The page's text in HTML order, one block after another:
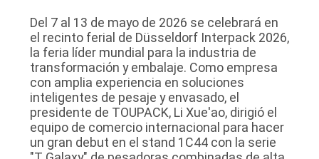
NOTICIAS
CASOS
SOLICITAR UN
PRESUPUESTO
Del 7 al 13 de mayo de 2026 se celebrará en
el recinto ferial de Düsseldorf Interpack 2026,
la feria líder mundial para la industria de
transformación y embalaje. Como empresa
con amplia experiencia en soluciones
inteligentes de pesaje y envasado, el
presidente de TOUPACK, Li Xue'ao, dirigió el
equipo de comercio internacional para hacer
un gran debut en el stand 1C44 con la serie